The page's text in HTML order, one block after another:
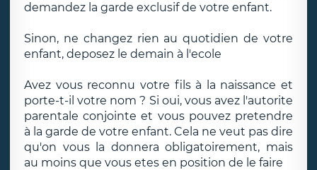
demandez la garde exclusif de votre enfant.
Sinon, ne changez rien au quotidien de votre
enfant, deposez le demain à l'ecole
Avez vous reconnu votre fils à la naissance et
porte-t-il votre nom ? Si oui, vous avez l'autorite
parentale conjointe et vous pouvez pretendre
à la garde de votre enfant. Cela ne veut pas dire
qu'on vous la donnera obligatoirement, mais
au moins que vous etes en position de le faire